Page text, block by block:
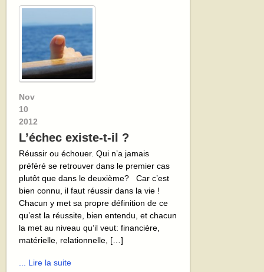
Nov
10
2012
L’échec existe-t-il ?
Réussir ou échouer. Qui n’a jamais
préféré se retrouver dans le premier cas
plutôt que dans le deuxième? Car c’est
bien connu, il faut réussir dans la vie !
Chacun y met sa propre définition de ce
qu’est la réussite, bien entendu, et chacun
la met au niveau qu’il veut: financière,
matérielle, relationnelle, […]
... Lire la suite